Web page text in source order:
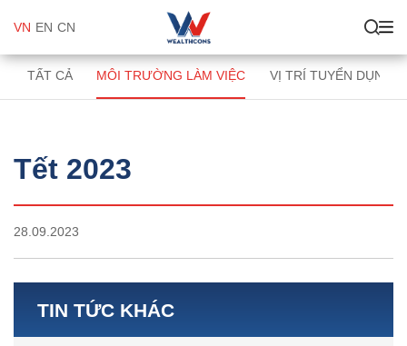
VN EN CN
TẤT CẢ MÔI TRƯỜNG LÀM VIỆC VỊ TRÍ TUYỂN DỤNG
Tết 2023
28.09.2023
TIN TỨC KHÁC